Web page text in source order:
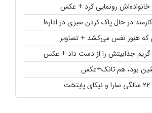
خانواده‌اش رونمایی کرد + عکس
در حال پاک کردن سبزی در اداره!
که هنوز نفس می‌کشد + تصاویر
گریم جذابیتش را از دست داد + عکس
بود، هم تانک+عکس